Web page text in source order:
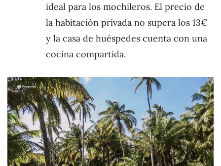
ideal para los mochileros. El precio de
la habitación privada no supera los 13€
y la casa de huéspedes cuenta con una
cocina compartida.